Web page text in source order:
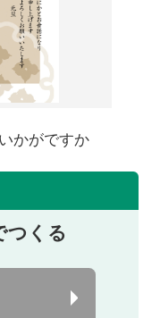
かがですか
つくる